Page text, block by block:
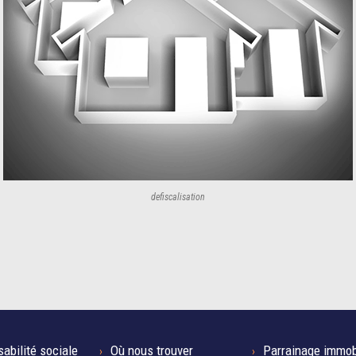
defiscalisation
sociale Où nous trouver Parrainage